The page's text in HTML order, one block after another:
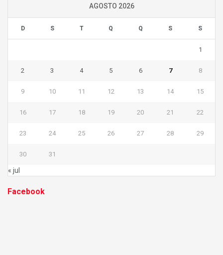
AGOSTO 2026
D S T Q Q S S
1
2 3 4 5 6 7 8
9 10 11 12 13 14 15
16 17 18 19 20 21 22
23 24 25 26 27 28 29
30 31
« jul
Facebook